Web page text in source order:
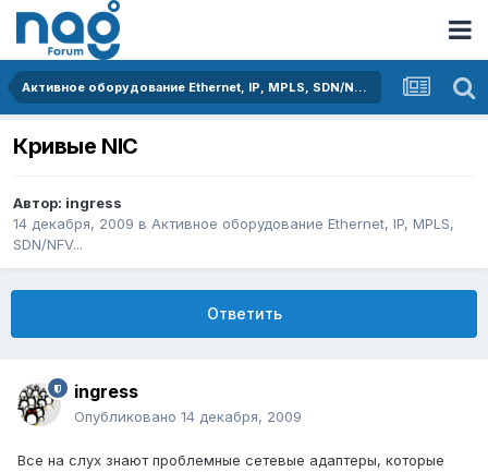
Активное оборудование Ethernet, IP, MPLS, SDN/NFV...
Кривые NIC
Автор: ingress
14 декабря, 2009 в Активное оборудование Ethernet, IP, MPLS,
SDN/NFV...
Ответить
ingress
Опубликовано 14 декабря, 2009
Все на слух знают проблемные сетевые адаптеры, которые